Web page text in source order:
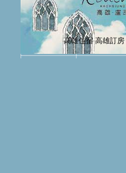
高雄住宿 高雄訂房